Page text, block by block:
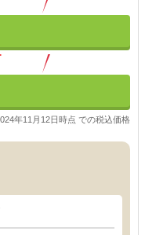
年11月12日時点 での税込価格